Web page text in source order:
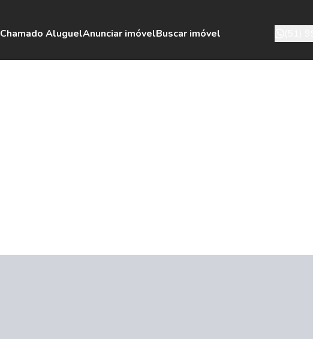
Chamado AluguelAnunciar imóvelBuscar imóvel